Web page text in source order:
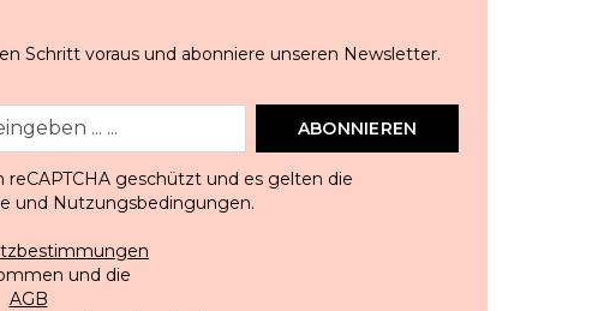
Schritt voraus und abonniere unseren Newsletter.
ABONNIEREN
reCAPTCHA geschützt und es gelten die
und Nutzungsbedingungen.
und die
AGB